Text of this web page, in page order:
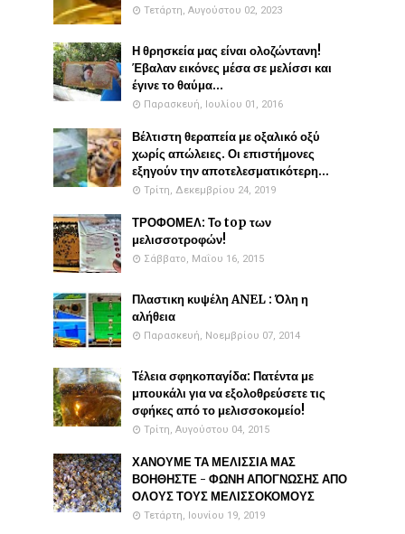
Τετάρτη, Αυγούστου 02, 2023
Η θρησκεία μας είναι ολοζώντανη!
Έβαλαν εικόνες μέσα σε μελίσσι και
έγινε το θαύμα...
Παρασκευή, Ιουλίου 01, 2016
Βέλτιστη θεραπεία με οξαλικό οξύ
χωρίς απώλειες. Οι επιστήμονες
εξηγούν την αποτελεσματικότερη...
Τρίτη, Δεκεμβρίου 24, 2019
ΤΡΟΦΟΜΕΛ: Το top των
μελισσοτροφών!
Σάββατο, Μαΐου 16, 2015
Πλαστικη κυψέλη ANEL : Όλη η
αλήθεια
Παρασκευή, Νοεμβρίου 07, 2014
Τέλεια σφηκοπαγίδα: Πατέντα με
μπουκάλι για να εξολοθρεύσετε τις
σφήκες από το μελισσοκομείο!
Τρίτη, Αυγούστου 04, 2015
ΧΑΝΟΥΜΕ ΤΑ ΜΕΛΙΣΣΙΑ ΜΑΣ
ΒΟΗΘΗΣΤΕ - ΦΩΝΗ ΑΠΟΓΝΩΣΗΣ ΑΠΟ
ΟΛΟΥΣ ΤΟΥΣ ΜΕΛΙΣΣΟΚΟΜΟΥΣ
Τετάρτη, Ιουνίου 19, 2019